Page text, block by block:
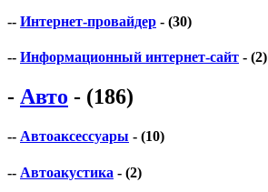
-- Интернет-провайдер - (30)
-- Информационный интернет-сайт - (2)
- Авто - (186)
-- Автоаксессуары - (10)
-- Автоакустика - (2)